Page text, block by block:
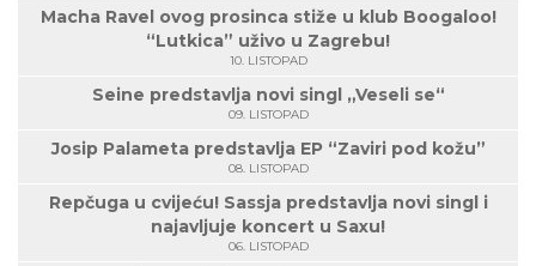
Macha Ravel ovog prosinca stiže u klub Boogaloo!
“Lutkica” uživo u Zagrebu!
10. LISTOPAD
Seine predstavlja novi singl „Veseli se“
09. LISTOPAD
Josip Palameta predstavlja EP “Zaviri pod kožu”
08. LISTOPAD
Repčuga u cvijeću! Sassja predstavlja novi singl i
najavljuje koncert u Saxu!
06. LISTOPAD